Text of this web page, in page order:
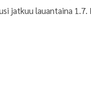
jatkuu lauantaina